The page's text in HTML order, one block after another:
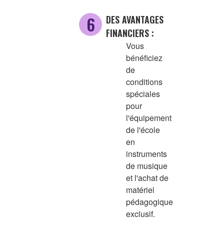
DES AVANTAGES
FINANCIERS :
Vous
bénéficiez
de
conditions
spéciales
pour
l'équipement
de l'école
en
instruments
de musique
et l'achat de
matériel
pédagogique
exclusif.